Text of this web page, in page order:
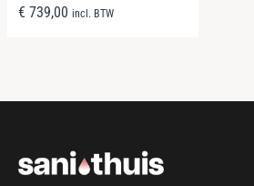
€ 739,00 incl. BTW